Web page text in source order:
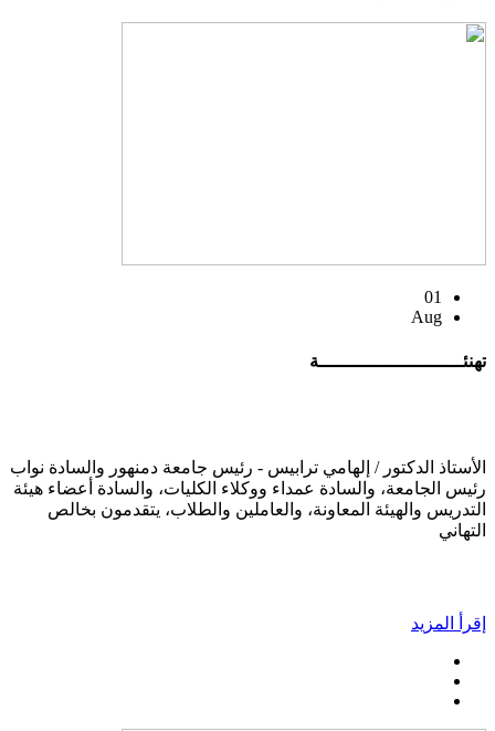
01
Aug
تهنئــــــــــــــــــــــــــة
الأستاذ الدكتور / إلهامي ترابيس - رئيس جامعة دمنهور والسادة نواب
رئيس الجامعة، والسادة عمداء ووكلاء الكليات، والسادة أعضاء هيئة
التدريس والهيئة المعاونة، والعاملين والطلاب، يتقدمون بخالص
التهاني
إقرأ المزيد